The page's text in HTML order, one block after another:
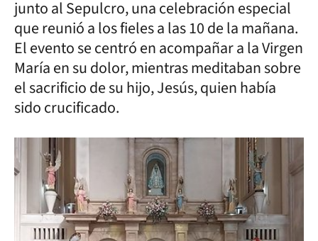
junto al Sepulcro, una celebración especial
que reunió a los fieles a las 10 de la mañana.
El evento se centró en acompañar a la Virgen
María en su dolor, mientras meditaban sobre
el sacrificio de su hijo, Jesús, quien había
sido crucificado.